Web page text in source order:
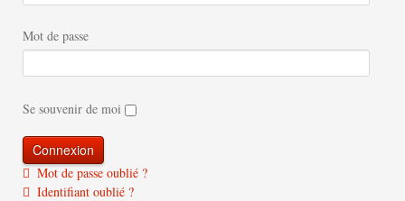
Mot de passe
Se souvenir de moi
Mot de passe oublié ?
Identifiant oublié ?